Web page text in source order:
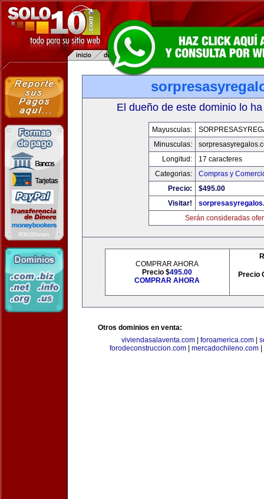
El dueño de este dominio lo
Mayusculas:
Minusculas:
Longitud:
17 caracteres
Categorias:
Compras y
Precio:
$495.00
Visitar!
Serán consideradas
COMPRAR AHORA
Precio $495.00
COMPRAR AHORA
Precio
Otros dominios en venta:
viviendasalaventa.com| foroamerica.com|
forodeconstruccion.com
mercadochileno.com